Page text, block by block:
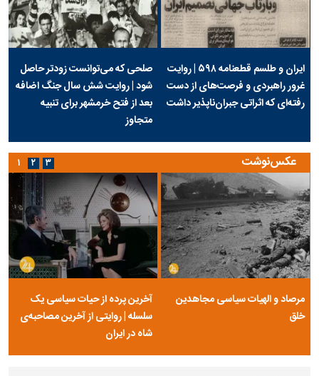
ایران و طلسم قطعنامه ۵۹۸ | روایت
غرور راهبردی و فرصت‌های از دست
رفته‌ای که اثراتی جبران‌ناپذیر داشت
صلحی که می‌توانست زودتر حاصل
شود | روایت شش سال جنگ اضافه
بعد از فتح خرمشهر برای تنبیه
متجاوز
عکس‌نوشت
مرصاد و الهیات سیاسی مجاهدین
خلق
آخرین پرده از حیات سیاسی یک
سلسله | روایتی از آخرین مصاحبه‌ی
شاه در ایران
۱ ۲ ۳